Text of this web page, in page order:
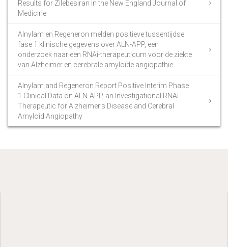
Results for Zilebesiran in the New England Journal of
Medicine
Alnylam en Regeneron melden positieve tussentijdse
fase 1 klinische gegevens over ALN-APP, een
onderzoek naar een RNAi-therapeuticum voor de ziekte
van Alzheimer en cerebrale amyloïde angiopathie.
Alnylam and Regeneron Report Positive Interim Phase
1 Clinical Data on ALN-APP, an Investigational RNAi
Therapeutic for Alzheimer’s Disease and Cerebral
Amyloid Angiopathy